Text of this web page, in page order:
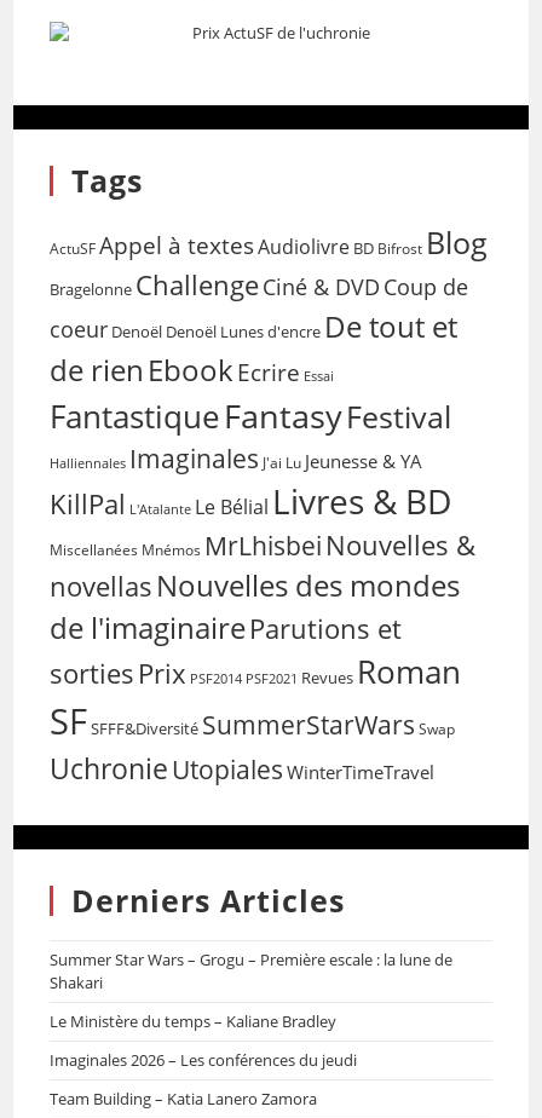
Tags
ActuSF Appel à textesAudiolivre BD Bifrost Blog
Bragelonne ChallengeCiné & DVD Coup de
coeur Denoël Denoël Lunes d'encre De tout et
de rien EbookEcrire Essai
FantastiqueFantasyFestival
Halliennales Imaginales J'ai Lu Jeunesse & YA
KillPal L'Atalante Le Bélial Livres & BD
Miscellanées Mnémos MrLhisbei Nouvelles &
novellas Nouvelles des mondes
de l'imaginaireParutions et
sorties Prix PSF2014 PSF2021 Revues Roman
SFSFFF&Diversité SummerStarWars Swap
Uchronie Utopiales WinterTimeTravel
Derniers Articles
Summer Star Wars – Grogu – Première escale : la lune de
Shakari
Le Ministère du temps – Kaliane Bradley
Imaginales 2026 – Les conférences du jeudi
Team Building – Katia Lanero Zamora